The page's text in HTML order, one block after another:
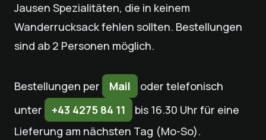
Jausen Spezialitäten, die in keinem
Wanderrucksack fehlen sollten. Bestellungen
sind ab 2 Personen möglich.
Bestellungen per Mail
oder telefonisch
unter
+43 4275 84 11
bis 16.30 Uhr für eine
Lieferung am nächsten Tag (Mo-So).